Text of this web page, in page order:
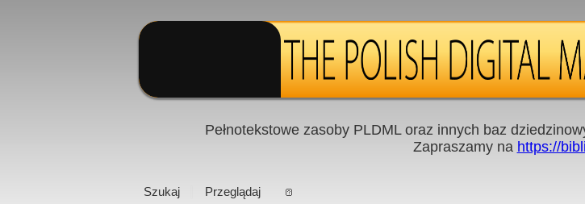
Pełnotekstowe zasoby PLDML oraz innych baz
Zapraszamy na https://
Szukaj Przeglądaj